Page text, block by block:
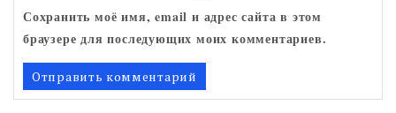
Сохранить моё имя, email и адрес сайта в этом
браузере для последующих моих комментариев.